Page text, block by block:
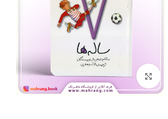
بزرگنمایی تصویر